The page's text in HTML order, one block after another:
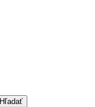
Hľadať